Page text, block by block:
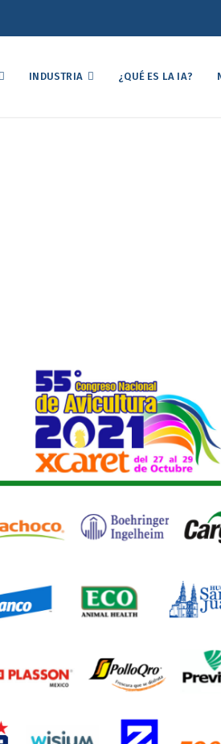
INDUSTRIA ¿QUÉ ES LA IA?